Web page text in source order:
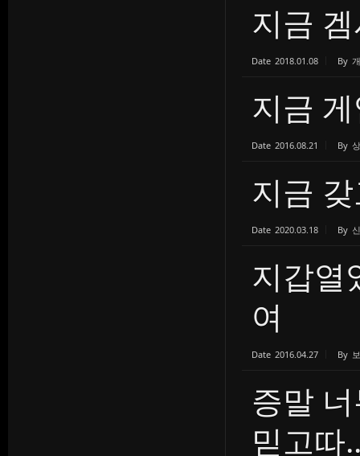
지금
Date 2018.01.08 By
지금
Date 2016.08.21 By
지금
Date 2020.03.18 By
지갑열
여
Date 2016.04.27 By
증말
믿고따